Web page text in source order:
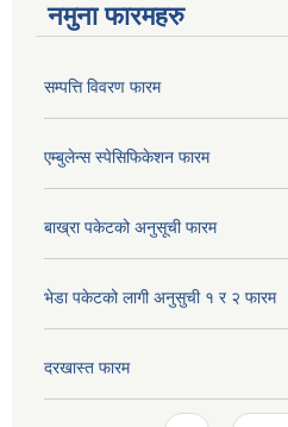
नमुना फारमहरु
सम्पत्ति विवरण फारम
एम्बुलेन्स स्पेसिफिकेशन फारम
बाख्रा पकेटको अनुसूची फारम
भेडा पकेटको लागी अनुसुची १ र २ फारम
दरखास्त फारम